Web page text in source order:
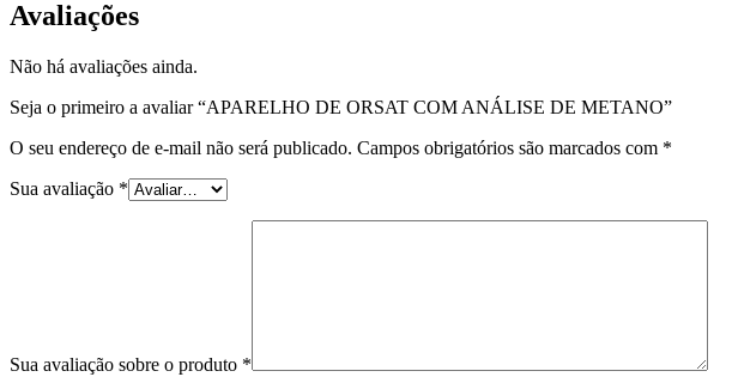
Avaliações
Não há avaliações ainda.
Seja o primeiro a avaliar “APARELHO DE ORSAT COM ANÁLISE DE METANO”
O seu endereço de e-mail não será publicado. Campos obrigatórios são marcados com *
Sua avaliação *
Sua avaliação sobre o produto *